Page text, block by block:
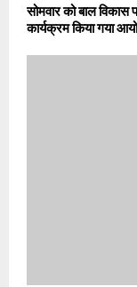
सोमवार को बाल विकास
कार्यक्रम किया गया